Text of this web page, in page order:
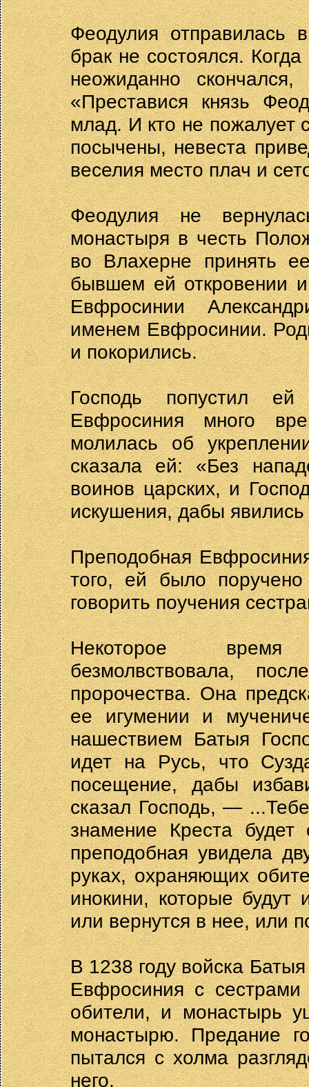
Феодулия отправилась
брак не состоялся.
неожиданно
«Преставися князь
млад. И кто не пожалует
посычены, невеста
веселия место плач и
Феодулия не
монастыря в честь
во Влахерне принять
бывшем ей откровении
Евфросинии
именем Евфросинии.
и покорились.
Господь попустил
Евфросиния много
молилась об
сказала ей: «Без
воинов царских, и
искушения, дабы
Преподобная
того, ей было
говорить поучения
Некоторое время
безмолвствовала,
пророчества. Она
ее игумении и
нашествием Батыя
идет на Русь, что
посещение, дабы
сказал Господь, —
знамение Креста будет
преподобная увидела
руках, охраняющих
инокини, которые будут
или вернутся в нее, или
В 1238 году войска
Евфросиния с
обители, и монастырь
монастырю. Предание
пытался с холма
него.